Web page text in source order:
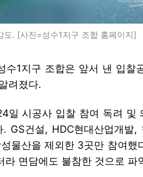
도. [사진=성수1지구 조합 홈페이지]
수1지구 조합은 앞서 낸 입찰
려졌다.
일 시공사 입찰 참여 독려 및
. GS건설, HDC현대산업개발
물산을 제외한 3곳만 참여
라 면담에도 불참한 것으로 파